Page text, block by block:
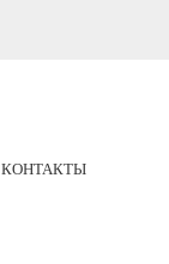
КОНТАКТЫ